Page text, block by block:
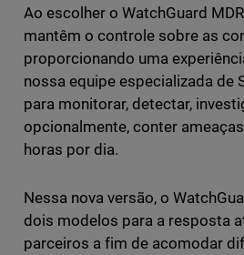
Ao escolher o WatchGuard
mantêm o controle sobre as
proporcionando uma
nossa equipe especializada de
para monitorar, detectar,
opcionalmente, conter
horas por dia.
Nessa nova versão, o
dois modelos para a resposta
parceiros a fim de acomodar